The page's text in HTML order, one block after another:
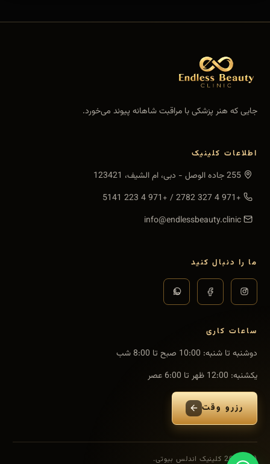
جایی که هنر پزشکی با مراقبت شاهانه پیوند می‌خورد.
اطلاعات کلینیک
255 جاده الوصل - دبی، ام الشیف، 123421
+971 4 327 2782
/
+971 4 223 5141
info@endlessbeauty.clinic
ما را دنبال کنید
ساعات کاری
دوشنبه تا شنبه: 10:00 صبح تا 8:00 شب
یکشنبه: 12:00 ظهر تا 6:00 عصر
رزرو وقت
(C) 2026 کلینیک اندلس بیوتی.